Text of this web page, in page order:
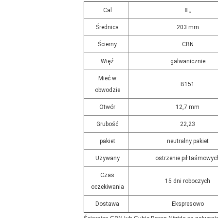
Cal 8 „
Średnica 203 mm
Ścierny CBN
Więź galwanicznie
Mieć w
obwodzie
B151
Otwór 12,7 mm
Grubość 22,23
pakiet neutralny pakiet
Używany ostrzenie pił
Czas
oczekiwania
15 dni roboczych
Dostawa Ekspresowo